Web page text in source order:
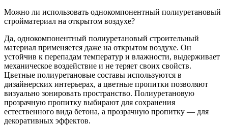
Можно ли использовать однокомпонентный полиуретановый
стройматериал на открытом воздухе?
Да, однокомпонентный полиуретановый строительный
материал применяется даже на открытом воздухе. Он
устойчив к перепадам температур и влажности, выдерживает
механическое воздействие и не теряет своих свойств.
Цветные полиуретановые составы используются в
дизайнерских интерьерах, а цветные пропитки позволяют
визуально зонировать пространство. Полиуретановую
прозрачную пропитку выбирают для сохранения
естественного вида бетона, а прозрачную пропитку — для
декоративных эффектов.